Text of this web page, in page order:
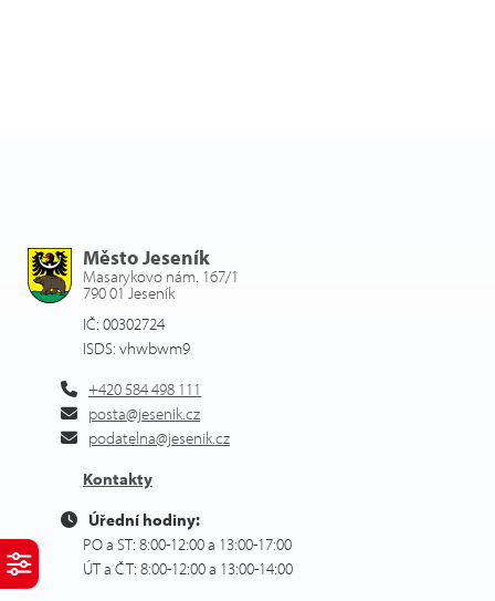
Město Jeseník
Masarykovo nám. 167/1
790 01 Jeseník
IČ: 00302724
ISDS: vhwbwm9
+420 584 498 111
posta@jesenik.cz
podatelna@jesenik.cz
Kontakty
Úřední hodiny:
PO a ST: 8:00-12:00 a 13:00-17:00
ÚT a ČT: 8:00-12:00 a 13:00-14:00